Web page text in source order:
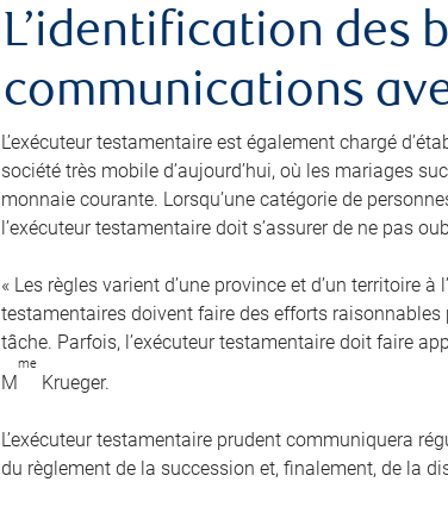
L’identification des
communications
L’exécuteur testamentaire est également chargé
société très mobile d’aujourd’hui, où les mariages
monnaie courante. Lorsqu’une catégorie de
l’exécuteur testamentaire doit s’assurer de ne pas
« Les règles varient d’une province et d’un territoire
testamentaires doivent faire des efforts
tâche. Parfois, l’exécuteur testamentaire doit faire
M
me
Krueger.
L’exécuteur testamentaire prudent communiquera
du règlement de la succession et, finalement, de la